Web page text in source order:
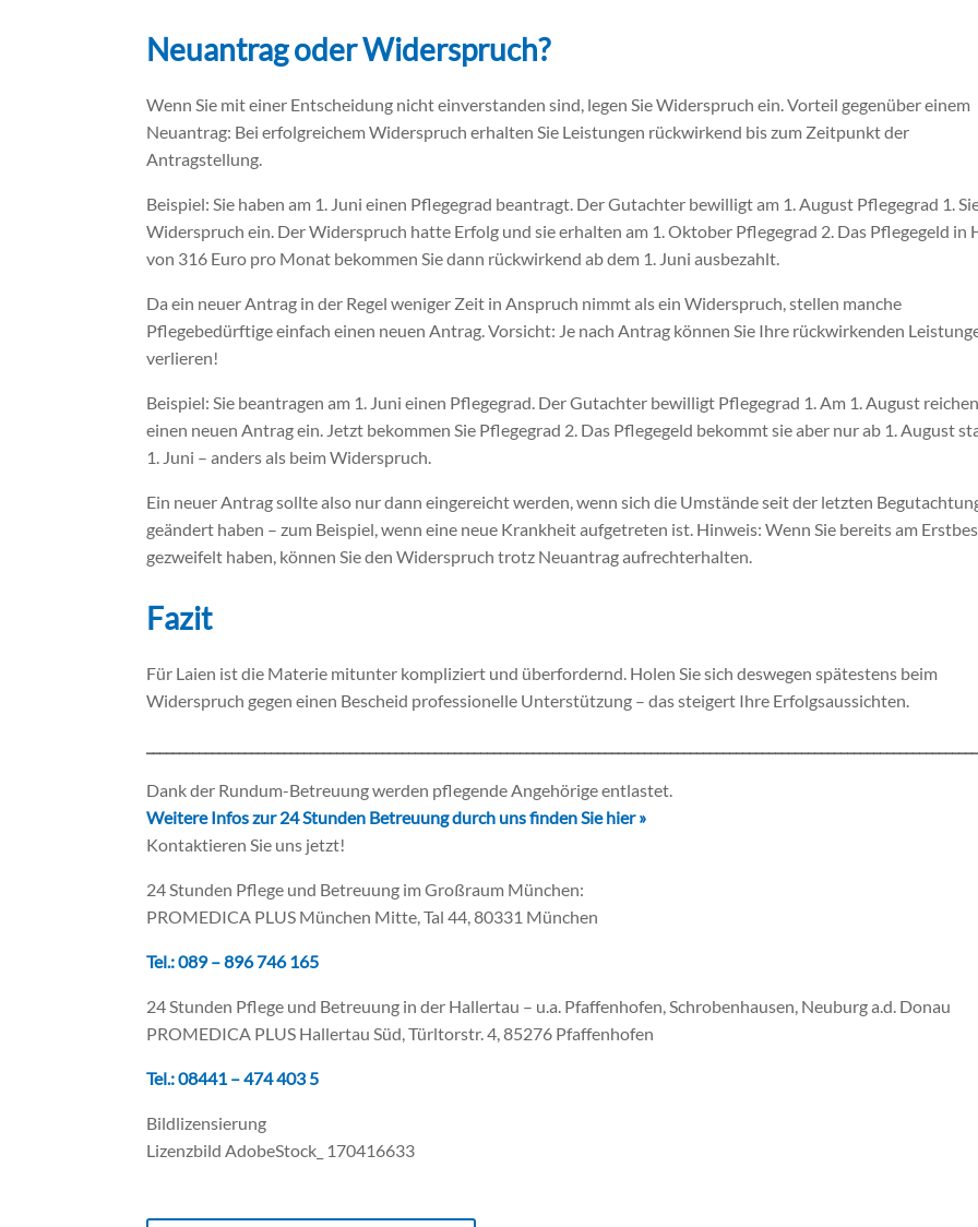
Neuantrag oder Widerspruch?
Wenn Sie mit einer Entscheidung nicht einverstanden sind, legen Sie Widerspruch ein. Vorteil gegenüber einem
Neuantrag: Bei erfolgreichem Widerspruch erhalten Sie Leistungen rückwirkend bis zum Zeitpunkt der
Antragstellung.
Beispiel: Sie haben am 1. Juni einen Pflegegrad beantragt. Der Gutachter bewilligt am 1. August Pflegegrad 1.
Widerspruch ein. Der Widerspruch hatte Erfolg und sie erhalten am 1. Oktober Pflegegrad 2. Das Pflegegeld in
von 316 Euro pro Monat bekommen Sie dann rückwirkend ab dem 1. Juni ausbezahlt.
Da ein neuer Antrag in der Regel weniger Zeit in Anspruch nimmt als ein Widerspruch, stellen manche
Pflegebedürftige einfach einen neuen Antrag. Vorsicht: Je nach Antrag können Sie Ihre rückwirkenden
verlieren!
Beispiel: Sie beantragen am 1. Juni einen Pflegegrad. Der Gutachter bewilligt Pflegegrad 1. Am 1. August
einen neuen Antrag ein. Jetzt bekommen Sie Pflegegrad 2. Das Pflegegeld bekommt sie aber nur ab 1. August
1. Juni – anders als beim Widerspruch.
Ein neuer Antrag sollte also nur dann eingereicht werden, wenn sich die Umstände seit der letzten
geändert haben – zum Beispiel, wenn eine neue Krankheit aufgetreten ist. Hinweis: Wenn Sie bereits am
gezweifelt haben, können Sie den Widerspruch trotz Neuantrag aufrechterhalten.
Fazit
Für Laien ist die Materie mitunter kompliziert und überfordernd. Holen Sie sich deswegen spätestens beim
Widerspruch gegen einen Bescheid professionelle Unterstützung – das steigert Ihre Erfolgsaussichten.
Dank der Rundum-Betreuung werden pflegende Angehörige entlastet.
Weitere Infos zur 24 Stunden Betreuung durch uns finden Sie hier »
Kontaktieren Sie uns jetzt!
24 Stunden Pflege und Betreuung im Großraum München:
PROMEDICA PLUS München Mitte, Tal 44, 80331 München
Tel.: 089 – 896 746 165
24 Stunden Pflege und Betreuung in der Hallertau – u.a. Pfaffenhofen, Schrobenhausen, Neuburg a.d. Donau
PROMEDICA PLUS Hallertau Süd, Türltorstr. 4, 85276 Pfaffenhofen
Tel.:08441 – 474 403 5
Bildlizensierung
Lizenzbild AdobeStock_ 170416633